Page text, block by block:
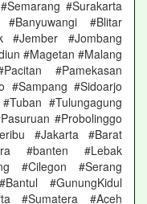
#Surakarta
#Blitar
#Jember #Jombang
#Magetan #Malang
#Pamekasan
#Sampang #Sidoarjo
#Tulungagung
#Probolinggo
#Jakarta #Barat
#banten #Lebak
#Cilegon #Serang
#GunungKidul
#Sumatera #Aceh